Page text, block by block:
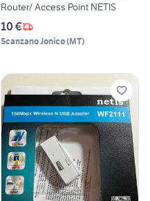
Router/ Access Point NETIS
10 €
Scanzano Jonico(MT)